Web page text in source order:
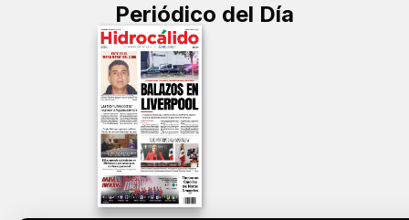
Periódico del Día